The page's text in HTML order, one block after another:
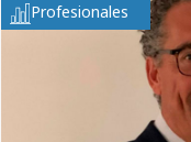
Profesionales